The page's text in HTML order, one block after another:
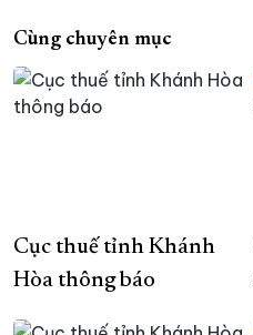
Cùng chuyên mục
Cục thuế tỉnh Khánh
Hòa thông báo